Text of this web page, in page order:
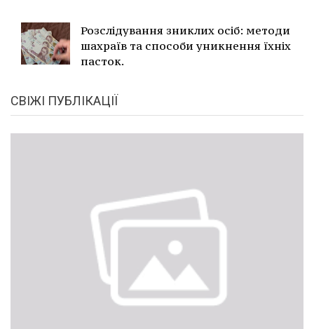
Розслідування зниклих осіб: методи
шахраїв та способи уникнення їхніх
пасток.
СВІЖІ ПУБЛІКАЦІЇ